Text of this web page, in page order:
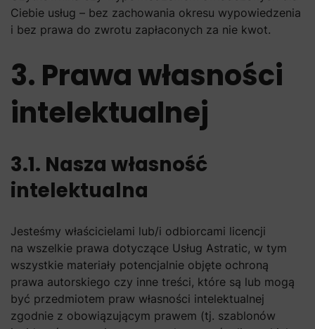
Ciebie usług – bez zachowania okresu wypowiedzenia
i bez prawa do zwrotu zapłaconych za nie kwot.
3. Prawa własności
intelektualnej
3.1. Nasza własność
intelektualna
Jesteśmy właścicielami lub/i odbiorcami licencji
na wszelkie prawa dotyczące Usług Astratic, w tym
wszystkie materiały potencjalnie objęte ochroną
prawa autorskiego czy inne treści, które są lub mogą
być przedmiotem praw własności intelektualnej
zgodnie z obowiązującym prawem (tj. szablonów